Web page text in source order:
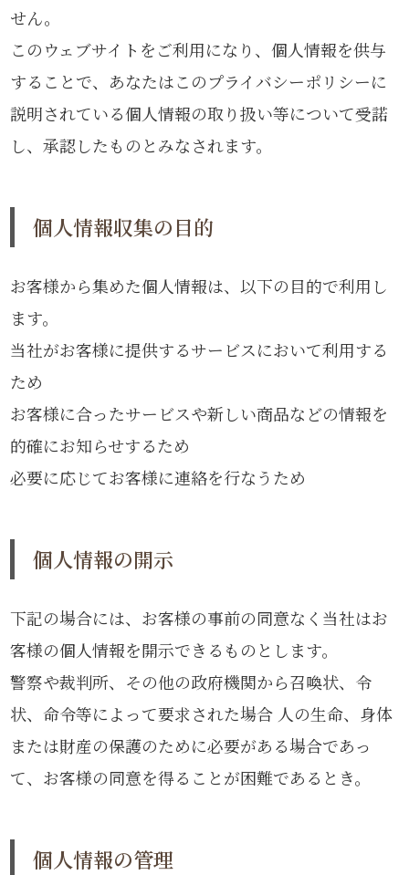
せん。
このウェブサイトをご利用になり、個人情報を供与
することで、あなたはこのプライバシーポリシーに
説明されている個人情報の取り扱い等について受諾
し、承認したものとみなされます。
個人情報収集の目的
お客様から集めた個人情報は、以下の目的で利用し
ます。
当社がお客様に提供するサービスにおいて利用する
ため
お客様に合ったサービスや新しい商品などの情報を
的確にお知らせするため
必要に応じてお客様に連絡を行なうため
個人情報の開示
下記の場合には、お客様の事前の同意なく当社はお
客様の個人情報を開示できるものとします。
警察や裁判所、その他の政府機関から召喚状、令
状、命令等によって要求された場合 人の生命、身体
または財産の保護のために必要がある場合であっ
て、お客様の同意を得ることが困難であるとき。
個人情報の管理